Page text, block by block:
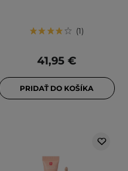
1
41,95 €
PRIDAŤ DO KOŠÍKA